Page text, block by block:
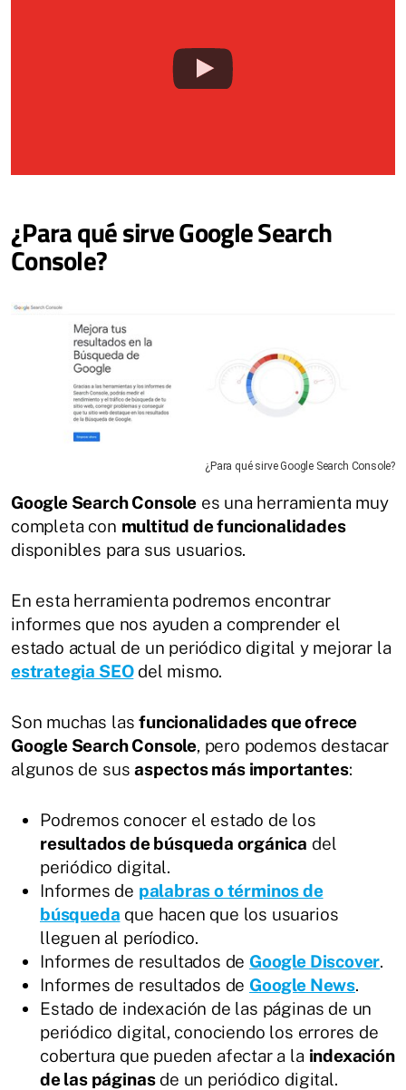
¿Para qué sirve Google Search
Console?
¿Para qué sirve Google Search Console?
Google Search Console es una herramienta muy
completa con multitud de funcionalidades
disponibles para sus usuarios.
En esta herramienta podremos encontrar
informes que nos ayuden a comprender el
estado actual de un periódico digital y mejorar la
estrategia SEOdel mismo.
Son muchas lasfuncionalidades que ofrece
Google Search Console, pero podemos destacar
algunos de susaspectos más importantes:
Podremos conocer el estado de los
resultados de búsqueda orgánica del
periódico digital.
Informes de palabras o términos de
búsqueda que hacen que los usuarios
lleguen al períodico.
Informes de resultados de Google Discover.
Informes de resultados de Google News.
Estado de indexación de las páginas de un
periódico digital, conociendo los errores de
cobertura que pueden afectar a la indexación
de las páginasde un periódico digital.